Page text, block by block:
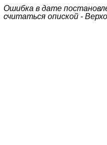
Ошибка в дате
считаться опиской -